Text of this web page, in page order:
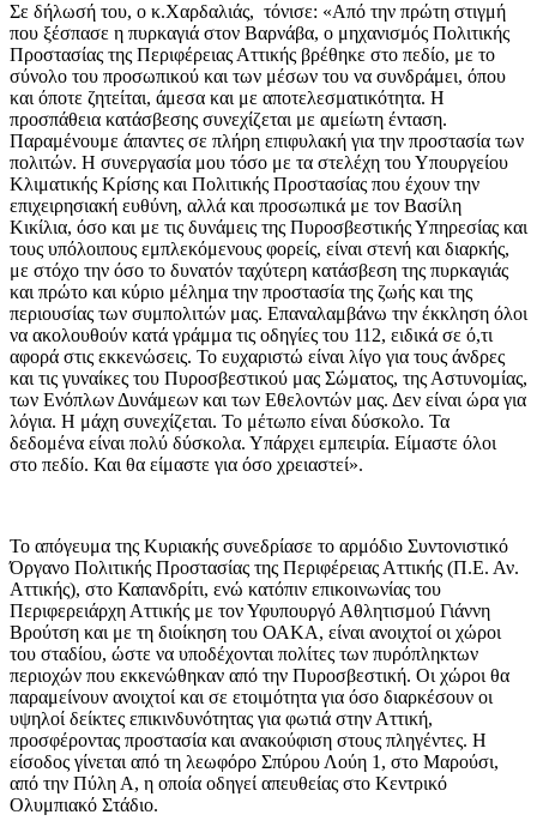
Σε δήλωσή του, ο κ.Χαρδαλιάς, τόνισε: «Από την πρώτη στιγμή
που ξέσπασε η πυρκαγιά στον Βαρνάβα, ο μηχανισμός Πολιτικής
Προστασίας της Περιφέρειας Αττικής βρέθηκε στο πεδίο, με το
σύνολο του προσωπικού και των μέσων του να συνδράμει, όπου
και όποτε ζητείται, άμεσα και με αποτελεσματικότητα. Η
προσπάθεια κατάσβεσης συνεχίζεται με αμείωτη ένταση.
Παραμένουμε άπαντες σε πλήρη επιφυλακή για την προστασία των
πολιτών. Η συνεργασία μου τόσο με τα στελέχη του Υπουργείου
Κλιματικής Κρίσης και Πολιτικής Προστασίας που έχουν την
επιχειρησιακή ευθύνη, αλλά και προσωπικά με τον Βασίλη
Κικίλια, όσο και με τις δυνάμεις της Πυροσβεστικής Υπηρεσίας και
τους υπόλοιπους εμπλεκόμενους φορείς, είναι στενή και διαρκής,
με στόχο την όσο το δυνατόν ταχύτερη κατάσβεση της πυρκαγιάς
και πρώτο και κύριο μέλημα την προστασία της ζωής και της
περιουσίας των συμπολιτών μας. Επαναλαμβάνω την έκκληση όλοι
να ακολουθούν κατά γράμμα τις οδηγίες του 112, ειδικά σε ό,τι
αφορά στις εκκενώσεις. Το ευχαριστώ είναι λίγο για τους άνδρες
και τις γυναίκες του Πυροσβεστικού μας Σώματος, της Αστυνομίας,
των Ενόπλων Δυνάμεων και των Εθελοντών μας. Δεν είναι ώρα για
λόγια. Η μάχη συνεχίζεται. Το μέτωπο είναι δύσκολο. Τα
δεδομένα είναι πολύ δύσκολα. Υπάρχει εμπειρία. Είμαστε όλοι
στο πεδίο. Και θα είμαστε για όσο χρειαστεί».
Το απόγευμα της Κυριακής συνεδρίασε το αρμόδιο Συντονιστικό
Όργανο Πολιτικής Προστασίας της Περιφέρειας Αττικής (Π.Ε. Αν.
Αττικής), στο Καπανδρίτι, ενώ κατόπιν επικοινωνίας του
Περιφερειάρχη Αττικής με τον Υφυπουργό Αθλητισμού Γιάννη
Βρούτση και με τη διοίκηση του ΟΑΚΑ, είναι ανοιχτοί οι χώροι
του σταδίου, ώστε να υποδέχονται πολίτες των πυρόπληκτων
περιοχών που εκκενώθηκαν από την Πυροσβεστική. Οι χώροι θα
παραμείνουν ανοιχτοί και σε ετοιμότητα για όσο διαρκέσουν οι
υψηλοί δείκτες επικινδυνότητας για φωτιά στην Αττική,
προσφέροντας προστασία και ανακούφιση στους πληγέντες. Η
είσοδος γίνεται από τη λεωφόρο Σπύρου Λούη 1, στο Μαρούσι,
από την Πύλη Α, η οποία οδηγεί απευθείας στο Κεντρικό
Ολυμπιακό Στάδιο.